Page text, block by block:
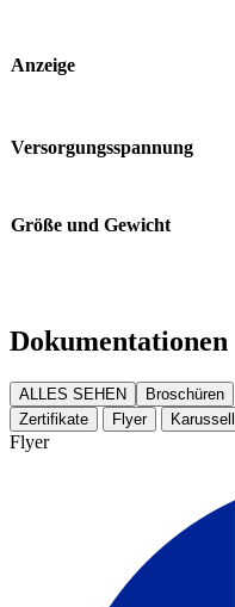
Anzeige
Versorgungsspannung
Größe und Gewicht
Dokumentationen
ALLES SEHEN Broschüren
Zertifikate
Flyer Karussell
Flyer